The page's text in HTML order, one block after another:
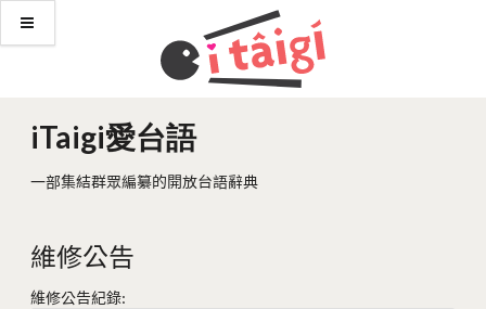
iTaigi愛台語
一部集結群眾編纂的開放台語辭典
維修公告
維修公告紀錄: